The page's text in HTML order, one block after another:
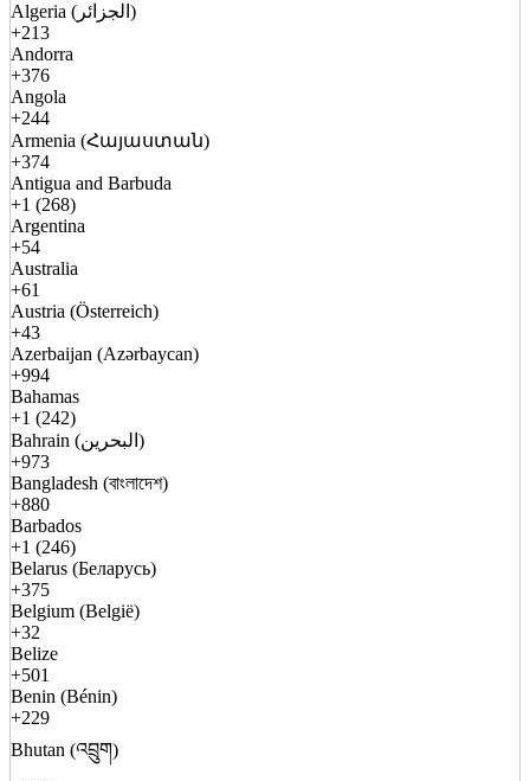
Algeria (الجزائر)
+213
Andorra
+376
Angola
+244
Armenia (Հայաստան)
+374
Antigua and Barbuda
+1 (268)
Argentina
+54
Australia
+61
Austria (Österreich)
+43
Azerbaijan (Azərbaycan)
+994
Bahamas
+1 (242)
Bahrain (البحرين)
+973
Bangladesh (বাংলাদেশ)
+880
Barbados
+1 (246)
Belarus (Беларусь)
+375
Belgium (België)
+32
Belize
+501
Benin (Bénin)
+229
Bhutan (འབྲུག)